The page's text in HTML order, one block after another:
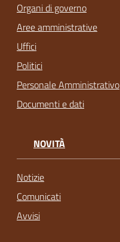
Organi di governo
Aree amministrative
Uffici
Politici
Personale Amministrativo
Documenti e dati
NOVITÀ
Notizie
Comunicati
Avvisi